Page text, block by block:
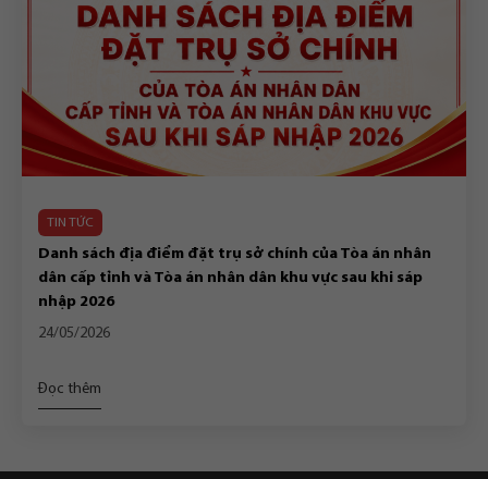
TIN TỨC
Danh sách địa điểm đặt trụ sở chính của Tòa án nhân
dân cấp tỉnh và Tòa án nhân dân khu vực sau khi sáp
nhập 2026
24/05/2026
Đọc thêm